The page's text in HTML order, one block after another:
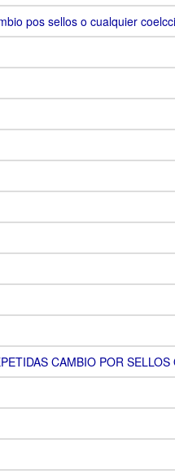
pos sellos o cualquier
CAMBIO POR